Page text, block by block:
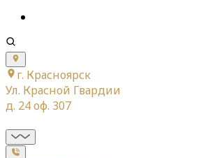
г. Красноярск
Ул. Красной Гвардии
д. 24 оф. 307